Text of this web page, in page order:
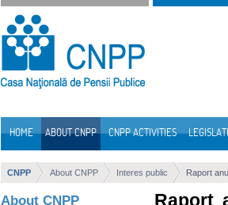
Skip to Content
HOME ABOUT CNPP CNPP ACTIVITIES
CNPP About CNPP Interes public Raport
About CNPP
Raport